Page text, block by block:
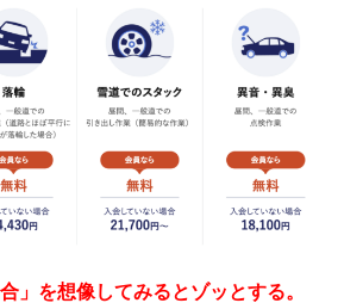
」を想像してみるとゾッとする。